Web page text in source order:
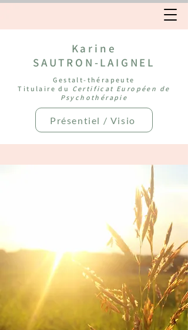
Karine
SAUTRON-LAIGNEL
Gestalt-thérapeute
Titulaire du Certificat Européen de
Psychothérapie
Présentiel / Visio